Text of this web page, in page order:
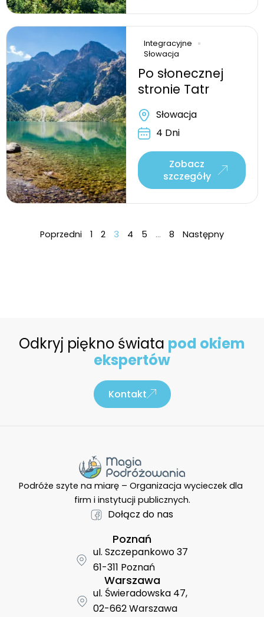
Integracyjne
Słowacja
Po słonecznej
stronie Tatr
Słowacja
4 Dni
Zobacz
szczegóły
Poprzedni 1 2 3 4 5 … 8 Następny
Odkryj piękno świata pod okiem
ekspertów
Kontakt
Podróże szyte na miarę – Organizacja wycieczek dla
firm i instytucji publicznych.
Dołącz do nas
Poznań
ul. Szczepankowo 37
61-311 Poznań
Warszawa
ul. Świeradowska 47,
02-662 Warszawa